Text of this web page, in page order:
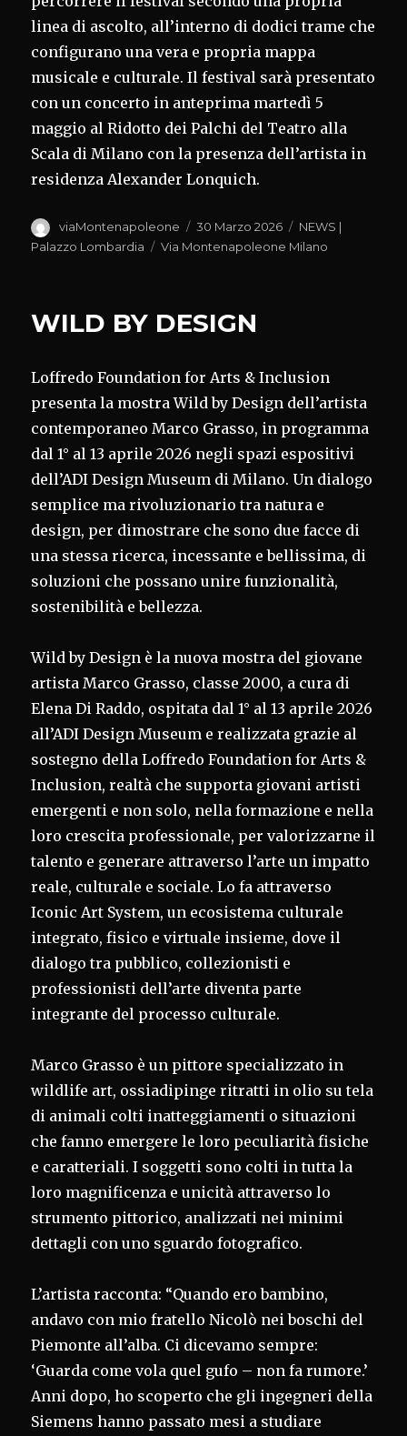
linea di ascolto, all’interno di dodici trame che
configurano una vera e propria mappa
musicale e culturale. Il festival sarà presentato
con un concerto in anteprima martedì 5
maggio al Ridotto dei Palchi del Teatro alla
Scala di Milano con la presenza dell’artista in
residenza Alexander Lonquich.
Autore
viaMontenapoleone
Pubblicato
il
30 Marzo 2026 Categorie
NEWS |
Palazzo Lombardia
Tag
Via Montenapoleone Milano
WILD BY DESIGN
Loffredo Foundation for Arts & Inclusion
presenta la mostra Wild by Design dell’artista
contemporaneo Marco Grasso, in programma
dal 1° al 13 aprile 2026 negli spazi espositivi
dell’ADI Design Museum di Milano. Un dialogo
semplice ma rivoluzionario tra natura e
design, per dimostrare che sono due facce di
una stessa ricerca, incessante e bellissima, di
soluzioni che possano unire funzionalità,
sostenibilità e bellezza.
Wild by Design è la nuova mostra del giovane
artista Marco Grasso, classe 2000, a cura di
Elena Di Raddo, ospitata dal 1° al 13 aprile 2026
all’ADI Design Museum e realizzata grazie al
sostegno della Loffredo Foundation for Arts &
Inclusion, realtà che supporta giovani artisti
emergenti e non solo, nella formazione e nella
loro crescita professionale, per valorizzarne il
talento e generare attraverso l’arte un impatto
reale, culturale e sociale. Lo fa attraverso
Iconic Art System, un ecosistema culturale
integrato, fisico e virtuale insieme, dove il
dialogo tra pubblico, collezionisti e
professionisti dell’arte diventa parte
integrante del processo culturale.
Marco Grasso è un pittore specializzato in
wildlife art, ossiadipinge ritratti in olio su tela
di animali colti inatteggiamenti o situazioni
che fanno emergere le loro peculiarità fisiche
e caratteriali. I soggetti sono colti in tutta la
loro magnificenza e unicità attraverso lo
strumento pittorico, analizzati nei minimi
dettagli con uno sguardo fotografico.
L’artista racconta: “Quando ero bambino,
andavo con mio fratello Nicolò nei boschi del
Piemonte all’alba. Ci dicevamo sempre:
‘Guarda come vola quel gufo – non fa rumore.’
Anni dopo, ho scoperto che gli ingegneri della
Siemens hanno passato mesi a studiare